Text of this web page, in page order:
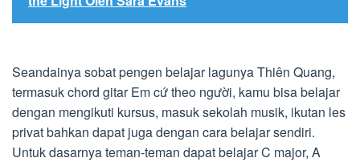
Seandainya sobat pengen belajar lagunya Thiên Quang,
termasuk chord gitar Em cứ theo người, kamu bisa belajar
dengan mengikuti kursus, masuk sekolah musik, ikutan les
privat bahkan dapat juga dengan cara belajar sendiri.
Untuk dasarnya teman-teman dapat belajar C major, A